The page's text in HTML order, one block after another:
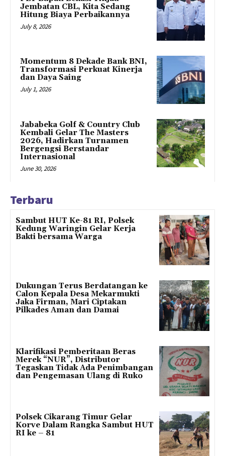
Jembatan CBL, Kita Sedang
Hitung Biaya Perbaikannya
July 8, 2026
Momentum 8 Dekade Bank BNI,
Transformasi Perkuat Kinerja
dan Daya Saing
July 1, 2026
Jababeka Golf & Country Club
Kembali Gelar The Masters
2026, Hadirkan Turnamen
Bergengsi Berstandar
Internasional
June 30, 2026
Terbaru
Sambut HUT Ke-81 RI, Polsek
Kedung Waringin Gelar Kerja
Bakti bersama Warga
Dukungan Terus Berdatangan ke
Calon Kepala Desa Mekarmukti
Jaka Firman, Mari Ciptakan
Pilkades Aman dan Damai
Klarifikasi Pemberitaan Beras
Merek “NUR”, Distributor
Tegaskan Tidak Ada Penimbangan
dan Pengemasan Ulang di Ruko
Polsek Cikarang Timur Gelar
Korve Dalam Rangka Sambut HUT
RI ke – 81